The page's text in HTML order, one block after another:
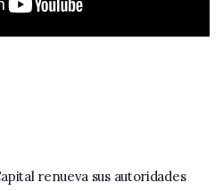
renueva sus autoridades